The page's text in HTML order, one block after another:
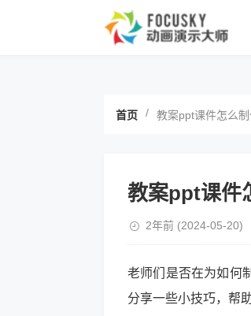
首页 / 教案ppt课件怎么
教案ppt课件
2年前 (2024-05-20)
老师们是否在为如何
分享一些小技巧，帮